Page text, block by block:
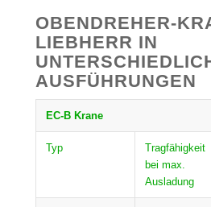
OBENDREHER-
LIEBHERR IN
AUSFÜHRUNGEN
EC-B Krane
Typ
Tragfähigkeit
bei max.
Ausladung